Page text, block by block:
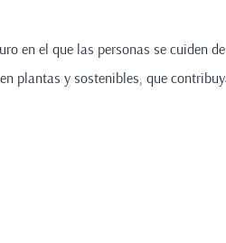
en el que las personas se cuiden
plantas y sostenibles, que